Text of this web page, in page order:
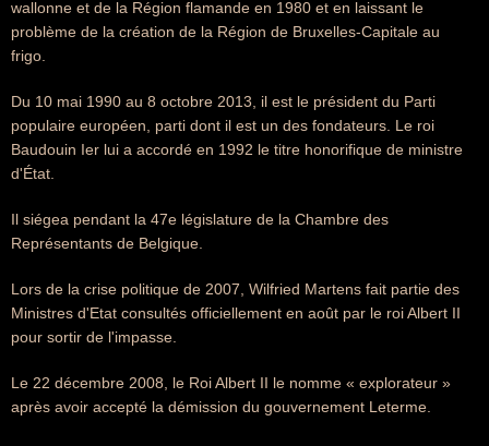
wallonne et de la Région flamande en 1980 et en laissant le
problème de la création de la Région de Bruxelles-Capitale au
frigo.
Du 10 mai 1990 au 8 octobre 2013, il est le président du Parti
populaire européen, parti dont il est un des fondateurs. Le roi
Baudouin Ier lui a accordé en 1992 le titre honorifique de ministre
d'État.
Il siégea pendant la 47e législature de la Chambre des
Représentants de Belgique.
Lors de la crise politique de 2007, Wilfried Martens fait partie des
Ministres d'Etat consultés officiellement en août par le roi Albert II
pour sortir de l'impasse.
Le 22 décembre 2008, le Roi Albert II le nomme « explorateur »
après avoir accepté la démission du gouvernement Leterme.